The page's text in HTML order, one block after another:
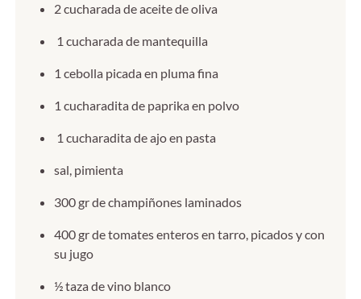
2 cucharada de aceite de oliva
1 cucharada de mantequilla
1 cebolla picada en pluma fina
1 cucharadita de paprika en polvo
1 cucharadita de ajo en pasta
sal, pimienta
300 gr de champiñones laminados
400 gr de tomates enteros en tarro, picados y con
su jugo
½ taza de vino blanco